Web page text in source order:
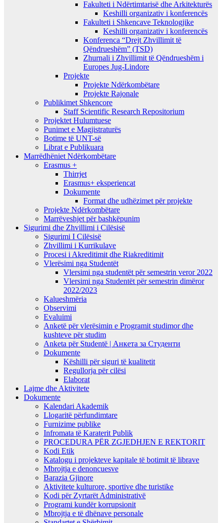
Fakulteti i Ndërtimtarisë dhe Arkitekturës
Keshilli organizativ i konferencës
Fakulteti i Shkencave Teknologjike
Keshilli organizativ i konferencës
Konferenca “Drejt Zhvillimit të
Qëndrueshëm” (TSD)
Zhurnali i Zhvillimit të Qëndrueshëm i
Europes Jug-Lindore
Projekte
Projekte Ndërkombëtare
Projekte Rajonale
Publikimet Shkencore
Staff Scientific Research Repositorium
Projektet Hulumtuese
Punimet e Magjistraturës
Botime të UNT-së
Librat e Publikuara
Marrëdhëniet Ndërkombëtare
Erasmus +
Thirrjet
Erasmus+ eksperiencat
Dokumente
Format dhe udhëzimet për projekte
Projekte Ndërkombëtare
Marrëveshjet për bashkëpunim
Sigurimi dhe Zhvillimi i Cilësisë
Sigurimi I Cilësisë
Zhvillimi i Kurrikulave
Procesi i Akreditimit dhe Riakreditimit
Vlerësimi nga Studentët
Vlersimi nga studentët për semestrin veror 2022
Vlersimi nga Studentët për semestrin dimëror
2022/2023
Kalueshmëria
Observimi
Evaluimi
Anketë për vlerësimin e Programit studimor dhe
kushteve për studim
Anketa për Studentë | Анкета за Студенти
Dokumente
Këshilli për siguri të kualitetit
Regullorja për cilësi
Elaborat
Lajme dhe Aktivitete
Dokumente
Kalendari Akademik
Llogaritë përfundimtare
Furnizime publike
Infromata të Karaterit Publik
PROCEDURA PËR ZGJEDHJEN E REKTORIT
Kodi Etik
Katalogu i projekteve kapitale të botimit të librave
Mbrojtja e denoncuesve
Barazia Gjinore
Aktivitete kulturore, sportive dhe turistike
Kodi për Zyrtarët Administrativë
Programi kundër korrupsionit
Mbrojtja e të dhënave personale